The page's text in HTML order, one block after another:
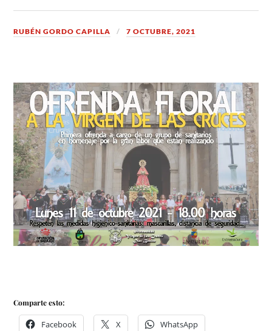
RUBÉN GORDO CAPILLA 7 OCTUBRE, 2021
Comparte esto:
Facebook X WhatsApp